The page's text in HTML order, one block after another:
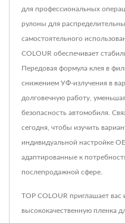
для профессиональных
рулоны для
самостоятельного
COLOUR обеспечивает
Передовая формула клея в
снижением УФ-излучения в
долговечную работу,
безопасность автомобиля.
сегодня, чтобы изучить
индивидуальной настройке
адаптированные к
послепродажной сфере.
TOP COLOUR приглашает вас
высококачественную пленка